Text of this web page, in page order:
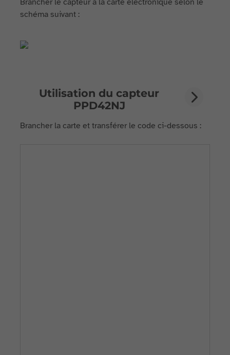
Brancher le capteur à la carte électronique selon le
schéma suivant :
Utilisation du capteur
PPD42NJ
Brancher la carte et transférer le code ci-dessous :